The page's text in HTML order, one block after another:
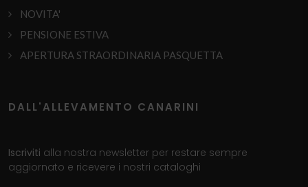
NOVITA'
PENSIONE ESTIVA
APERTURA STRAORDINARIA PASQUETTA
DALL'ALLEVAMENTO CANARINI
Iscriviti alla nostra newsletter per restare sempre
aggiornato e ricevere i nostri cataloghi